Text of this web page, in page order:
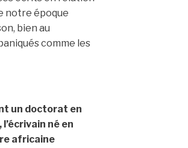
notre époque
bien au
comme les
un doctorat en
né en
africaine